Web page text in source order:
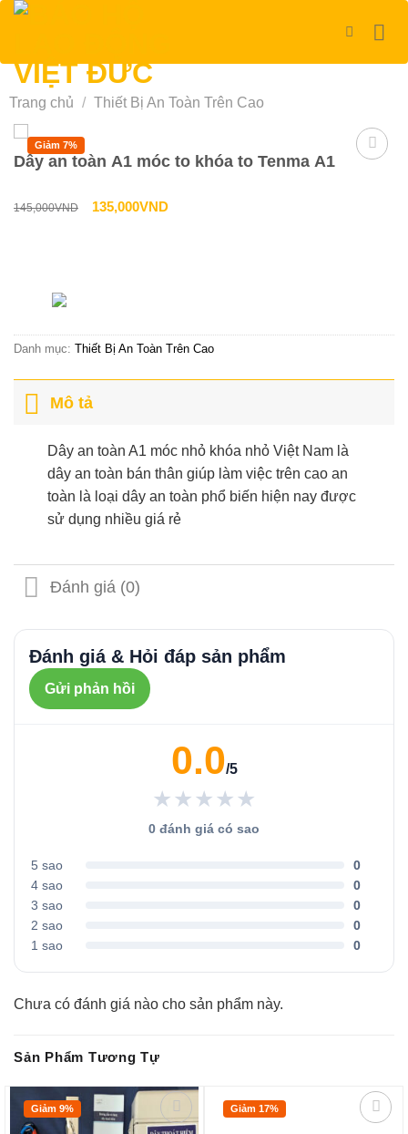
Bỏ
dung
Trang chủ / Thiết Bị An Toàn Trên Cao
Giảm 7%
Dây an toàn A1 móc to khóa to Tenma A1
145,000VND
Giá
135,000VNDGiá
135,000VND.
Danh mục: Thiết Bị An Toàn Trên Cao
Mô tả
Dây an toàn A1 móc nhỏ khóa nhỏ Việt Nam là
dây an toàn bán thân giúp làm việc trên cao an
toàn là loại dây an toàn phổ biến hiện nay được
sử dụng nhiều giá rẻ
Đánh giá (0)
Đánh giá & Hỏi đáp sản phẩm
Gửi phản hồi
0.0/5
★★★★★
0 đánh giá có sao
5 sao
0
4 sao
0
3 sao
0
2 sao
0
1 sao
0
Chưa có đánh giá nào cho sản phẩm này.
Sản Phẩm Tương Tự
Giảm 9% Giảm 17%